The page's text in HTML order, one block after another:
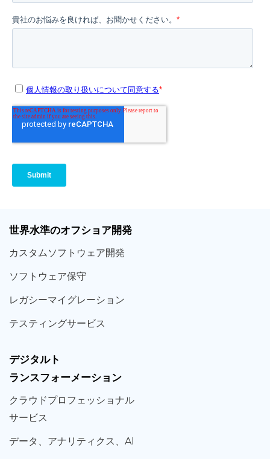
世界水準のオフショア開発
カスタムソフトウェア開発
ソフト ウェア保守
レガシーマイグレーション
テスティングサービス
デジタルト
ランスフォーメーション
クラウドプロフェッショナル
サービス
データ、 アナリティクス、 AI